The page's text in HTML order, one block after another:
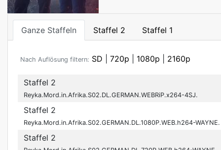
Ganze Staffeln Staffel 2 Staffel 1
Nach Auflösung filtern: SD 720p 1080p 2160p
Staffel 2
Reyka.Mord.in.Afrika.S02.DL.GERMAN.WEBRiP.x264-4SJ.
Staffel 2
Reyka.Mord.in.Afrika.S02.GERMAN.DL.1080P.WEB.h264-WAYNE.
Staffel 2